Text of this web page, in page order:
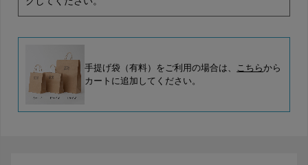
手提げ袋（有料）をご利用の場合は、 こちらから
カートに追加してください。